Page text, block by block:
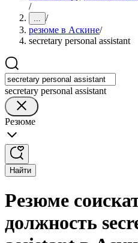
/
... /
резюме в Аскине/
secretary personal assistant
secretary personal assistant
Резюме
Найти
Резюме
должность